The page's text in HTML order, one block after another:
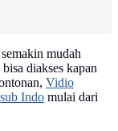
mudah
diakses kapan
Vidio
Indo mulai dari